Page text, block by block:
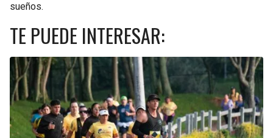
sueños.
TE PUEDE INTERESAR: